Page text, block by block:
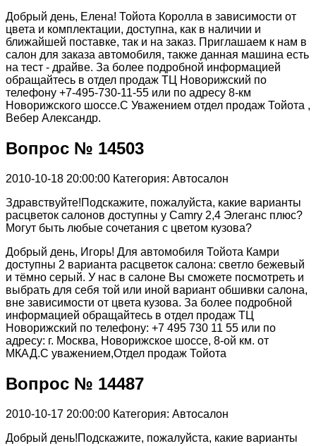
Добрый день, Елена! Тойота Королла в зависимости от
цвета и комплектации, доступна, как в наличии и
ближайшей поставке, так и на заказ. Приглашаем к нам в
салон для заказа автомобиля, также данная машина есть
на тест - драйве. За более подробной информацией
обращайтесь в отдел продаж ТЦ Новорижский по
телефону +7-495-730-11-55 или по адресу 8-км
Новорижского шоссе.С Уважением отдел продаж Тойота ,
Вебер Александр.
Вопрос № 14503
2010-10-18 20:00:00 Категория: Автосалон
Здравствуйте!Подскажите, пожалуйста, какие варианты
расцветок салонов доступны у Camry 2,4 Элеганс плюс?
Могут быть любые сочетания с цветом кузова?
Добрый день, Игорь! Для автомобиля Тойота Камри
доступны 2 варианта расцветок салона: светло бежевый
и тёмно серый. У нас в салоне Вы сможете посмотреть и
выбрать для себя той или иной вариант обшивки салона,
вне зависимости от цвета кузова. За более подробной
информацией обращайтесь в отдел продаж ТЦ
Новорижский по телефону: +7 495 730 11 55 или по
адресу: г. Москва, Новорижское шоссе, 8-ой км. от
МКАД.С уважением,Отдел продаж Тойота
Вопрос № 14487
2010-10-17 20:00:00 Категория: Автосалон
Добрый день!Подскажите, пожалуйста, какие варианты